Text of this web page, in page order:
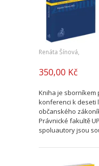
Renáta Šínová,
350,00 Kč
Kniha je sborníkem
konferenci k deseti
občanského
Právnické fakultě
spoluautory jsou